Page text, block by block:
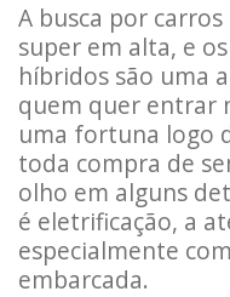
A busca por
super em alta, e
híbridos são uma
quem quer entrar
uma fortuna logo
toda compra de
olho em alguns
é eletrificação, a
especialmente
embarcada.